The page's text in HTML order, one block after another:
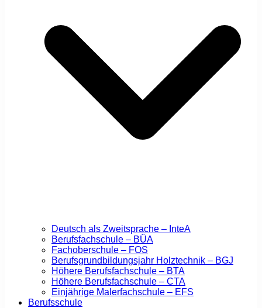
Deutsch als Zweitsprache – InteA
Berufsfachschule – BÜA
Fachoberschule – FOS
Berufsgrundbildungsjahr Holztechnik – BGJ
Höhere Berufsfachschule – BTA
Höhere Berufsfachschule – CTA
Einjährige Malerfachschule – EFS
Berufsschule